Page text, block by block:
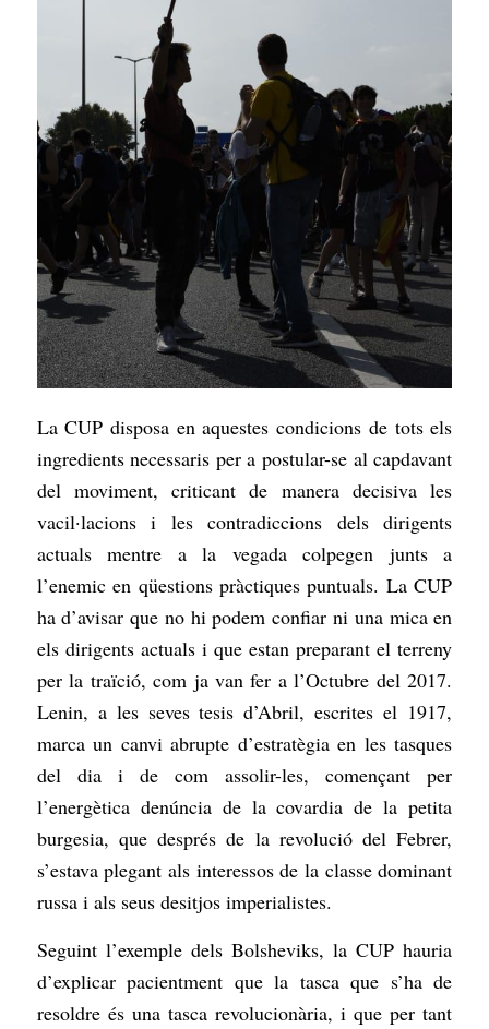
La CUP disposa en aquestes condicions de tots els
ingredients necessaris per a postular-se al capdavant
del moviment, criticant de manera decisiva les
vacil·lacions i les contradiccions dels dirigents
actuals mentre a la vegada colpegen junts a
l’enemic en qüestions pràctiques puntuals. La CUP
ha d’avisar que no hi podem confiar ni una mica en
els dirigents actuals i que estan preparant el terreny
per la traïció, com ja van fer a l’Octubre del 2017.
Lenin, a les seves tesis d’Abril, escrites el 1917,
marca un canvi abrupte d’estratègia en les tasques
del dia i de com assolir-les, començant per
l’energètica denúncia de la covardia de la petita
burgesia, que després de la revolució del Febrer,
s’estava plegant als interessos de la classe dominant
russa i als seus desitjos imperialistes.
Seguint l’exemple dels Bolsheviks, la CUP hauria
d’explicar pacientment que la tasca que s’ha de
resoldre és una tasca revolucionària, i que per tant